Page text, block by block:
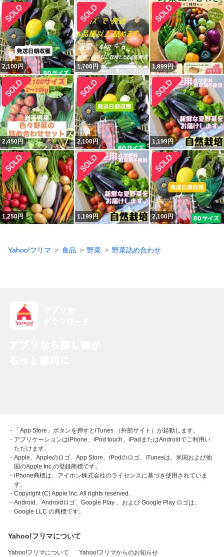
2,100円 1,700円 1,899円
2,450円 2,100円 1,199円
1,250円 1,199円 2,100円
Yahoo!フリマ 食品 野菜 野菜詰め合わせ
・「App Store」ボタンを押すとiTunes （外部サイト）が起動します。
・アプリケーションはiPhone、iPod touch、iPadまたはAndroidでご利用い
ただけます。
・Apple、Appleのロゴ、App Store、iPodのロゴ、iTunesは、米国および他
国のApple Inc.の登録商標です。
・iPhone商標は、アイホン株式会社のライセンスに基づき使用されていま
す。
・Copyright (C) Apple Inc. All rights reserved.
・Android、Androidロゴ、Google Play 、および Google Play ロゴは、
Google LLC の商標です。
Yahoo!フリマについて
Yahoo!フリマについて Yahoo!フリマからのお知らせ